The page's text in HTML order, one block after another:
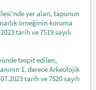
yer alan, tapunun
örneğinin koruma
tarih ve 7519 sayılı
tespit edilen,
1. derece Arkeolojik
tarih ve 7520 sayılı